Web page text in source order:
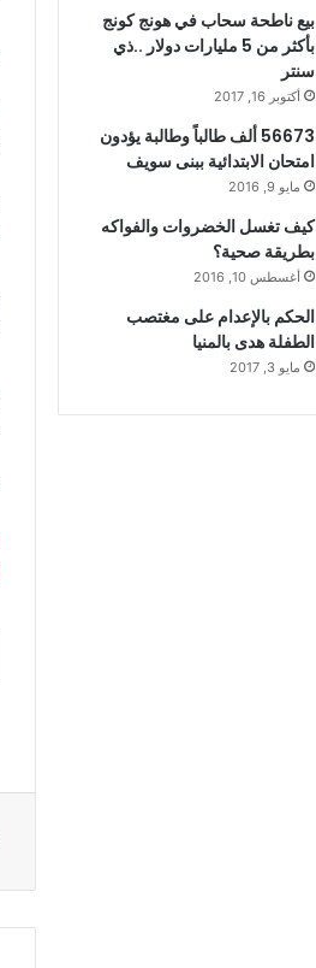
بيع ناطحة سحاب في هونج كونج
بأكثر من 5 مليارات دولار ..ذي
سنتر
أكتوبر 16, 2017
56673 ألف طالباً وطالبة يؤدون
امتحان الابتدائية ببنى سويف
مايو 9, 2016
كيف تغسل الخضروات والفواكه
بطريقة صحية؟
أغسطس 10, 2016
الحكم بالإعدام على مغتصب
الطفلة هدى بالمنيا
مايو 3, 2017